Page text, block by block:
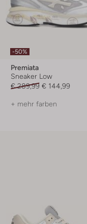
-50%
Premiata
Sneaker Low
€ 289,99 € 144,99
+ mehr farben